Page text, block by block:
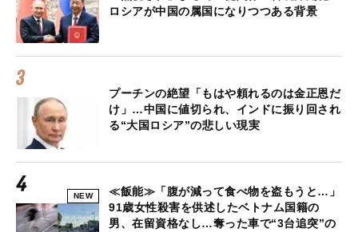
ロシアが中国の属国になりつつある背景
プーチンの絶望「もはや頼れるのは金正恩だ
け」…中国に値切られ、インドに振り回され
る“大国ロシア”の悲しい現実
NEW
≪飯能≫「腹が減って食べ物を盗もうと…」
91歳女性殺害を供述したベトナム国籍の
男、在留資格なし…奪った車で“3台追突”の